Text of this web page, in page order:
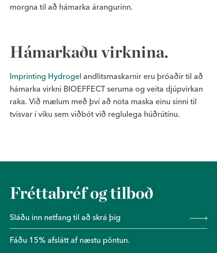
morgna til að hámarka árangurinn.
Hámarkaðu virknina.
Imprinting Hydrogel andlitsmaskarnir eru þróaðir til að
hámarka virkni BIOEFFECT seruma og veita djúpvirkan
raka. Við mælum með því að nota maska einu sinni til
tvisvar í viku sem viðbót við reglulega húðrútínu.
Fréttabréf og tilboð
Fáðu 15% afslátt af næstu pöntun.